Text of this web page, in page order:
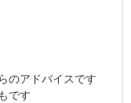
のアドバイスです
です